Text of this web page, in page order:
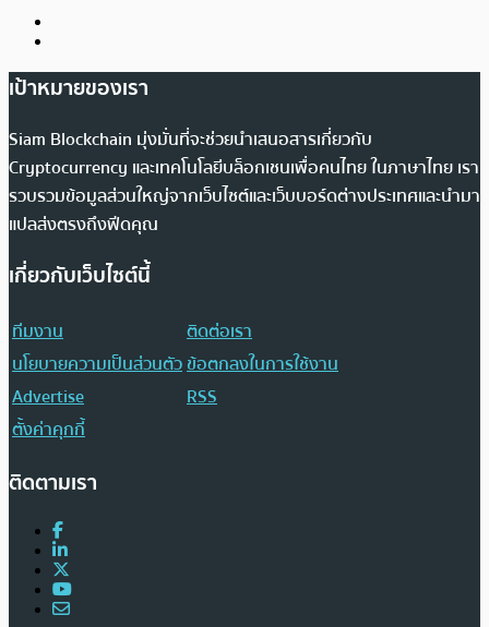
เป้าหมายของเรา
Siam Blockchain มุ่งมั่นที่จะช่วยนำเสนอสารเกี่ยวกับ
Cryptocurrency และเทคโนโลยีบล็อกเชนเพื่อคนไทย ในภาษาไทย เรา
รวบรวมข้อมูลส่วนใหญ่จากเว็บไซต์และเว็บบอร์ดต่างประเทศและนำมา
แปลส่งตรงถึงฟีดคุณ
เกี่ยวกับเว็บไซต์นี้
ทีมงาน
ติดต่อเรา
นโยบายความเป็นส่วนตัวข้อตกลงในการใช้งาน
Advertise
RSS
ตั้งค่าคุกกี้
ติดตามเรา